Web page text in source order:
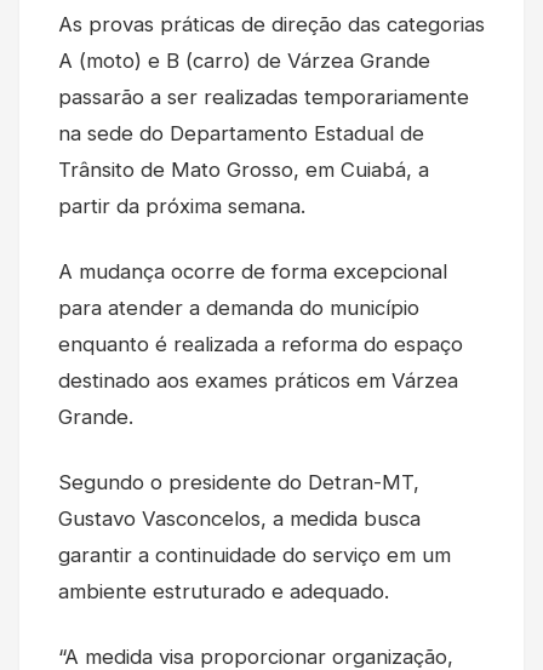
As provas práticas de direção das categorias
A (moto) e B (carro) de Várzea Grande
passarão a ser realizadas temporariamente
na sede do Departamento Estadual de
Trânsito de Mato Grosso, em Cuiabá, a
partir da próxima semana.
A mudança ocorre de forma excepcional
para atender a demanda do município
enquanto é realizada a reforma do espaço
destinado aos exames práticos em Várzea
Grande.
Segundo o presidente do Detran-MT,
Gustavo Vasconcelos, a medida busca
garantir a continuidade do serviço em um
ambiente estruturado e adequado.
“A medida visa proporcionar organização,